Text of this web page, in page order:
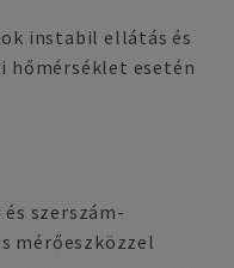
instabil ellátás és
hőmérséklet esetén
szerszám-
mérőeszközzel